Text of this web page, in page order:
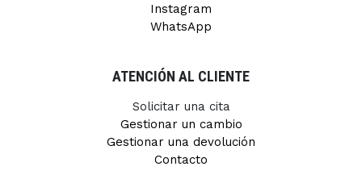
Instagram
WhatsApp
ATENCIÓN AL CLIENTE
Solicitar una cita
Gestionar un cambio
Gestionar una devolución
Contacto